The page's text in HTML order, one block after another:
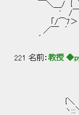
￣＼＿/ { ＼
' /￣＿｀¨¨＼
｢/⌒7＞´
／
´
221 名前： 教授
_,. ─
{＼
ヽ:::